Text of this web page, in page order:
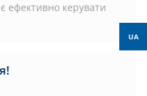
ефективно керувати
UA